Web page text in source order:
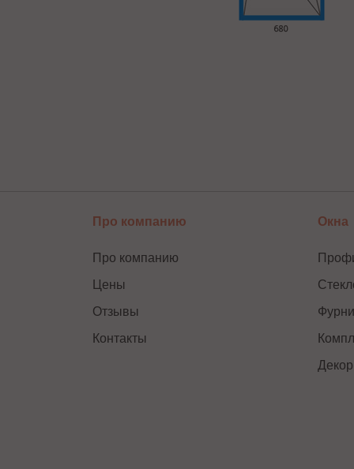
Про компанию
Про компанию
Цены
Отзывы
Контакты
Окна